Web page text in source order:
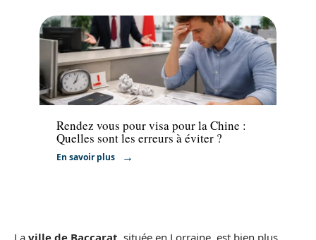
Administratif
Rendez vous pour visa pour la Chine :
Quelles sont les erreurs à éviter ?
En savoir plus